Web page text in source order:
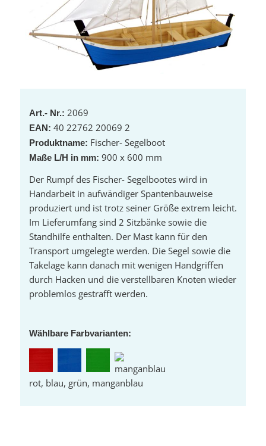
Art.- Nr.: 2069
EAN: 40 22762 20069 2
Produktname: Fischer- Segelboot
Maße L/H in mm: 900 x 600 mm
Der Rumpf des Fischer- Segelbootes wird in
Handarbeit in aufwändiger Spantenbauweise
produziert und ist trotz seiner Größe extrem leicht.
Im Lieferumfang sind 2 Sitzbänke sowie die
Standhilfe enthalten. Der Mast kann für den
Transport umgelegte werden. Die Segel sowie die
Takelage kann danach mit wenigen Handgriffen
durch Hacken und die verstellbaren Knoten wieder
problemlos gestrafft werden.
Wählbare Farbvarianten:
rot, blau, grün, manganblau